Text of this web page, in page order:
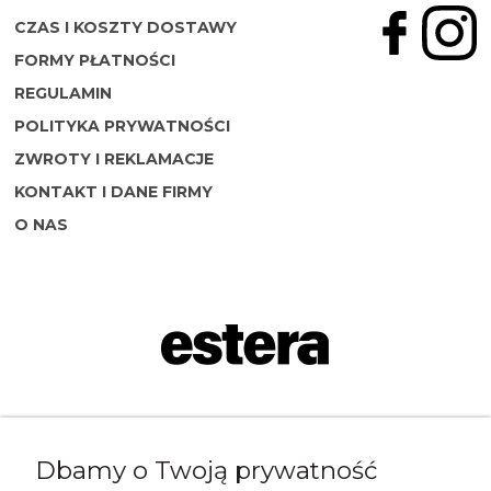
CZAS I KOSZTY DOSTAWY
FORMY PŁATNOŚCI
REGULAMIN
POLITYKA PRYWATNOŚCI
ZWROTY I REKLAMACJE
KONTAKT I DANE FIRMY
O NAS
shop@esterashop.com
Dbamy o Twoją prywatność
Merynos bezuciskowe
Kaszmir
Bawełna
Bawełna merceryzowana
Kropki
Paski